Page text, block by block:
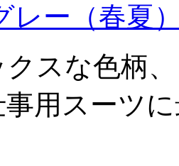
レー（春夏
スな色柄
用スーツ